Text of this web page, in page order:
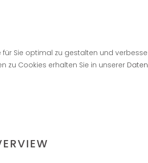
für Sie optimal zu gestalten und
zu Cookies erhalten Sie in unserer